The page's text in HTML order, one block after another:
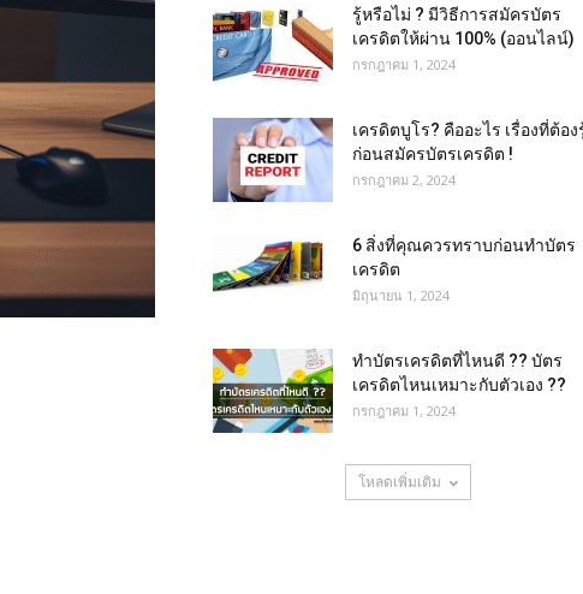
รู้หรือไม่ ? มีวิธีการสมัครบัตร
เครดิตให้ผ่าน 100% (ออนไลน์)
กรกฎาคม 1, 2024
เครดิตบูโร? คืออะไร เรื่องที่ต้อง
ก่อนสมัครบัตรเครดิต !
กรกฎาคม 2, 2024
6 สิ่งที่คุณควรทราบก่อนทำบัตร
เครดิต
มิถุนายน 1, 2024
ทำบัตรเครดิตที่ไหนดี ?? บัตร
เครดิตไหนเหมาะกับตัวเอง ??
กรกฎาคม 1, 2024
โหลดเพิ่มเติม